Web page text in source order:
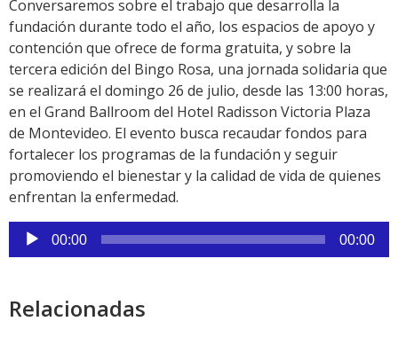
Conversaremos sobre el trabajo que desarrolla la
fundación durante todo el año, los espacios de apoyo y
contención que ofrece de forma gratuita, y sobre la
tercera edición del Bingo Rosa, una jornada solidaria que
se realizará el domingo 26 de julio, desde las 13:00 horas,
en el Grand Ballroom del Hotel Radisson Victoria Plaza
de Montevideo. El evento busca recaudar fondos para
fortalecer los programas de la fundación y seguir
promoviendo el bienestar y la calidad de vida de quienes
enfrentan la enfermedad.
Reproductor
de
00:00 00:00
Relacionadas